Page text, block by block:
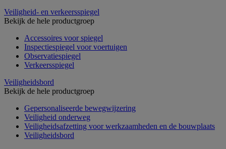
Veiligheid- en verkeersspiegel
Bekijk de hele productgroep
Accessoires voor spiegel
Inspectiespiegel voor voertuigen
Observatiespiegel
Verkeersspiegel
Veiligheidsbord
Bekijk de hele productgroep
Gepersonaliseerde bewegwijzering
Veiligheid onderweg
Veiligheidsafzetting voor werkzaamheden en de bouwplaats
Veiligheidsbord